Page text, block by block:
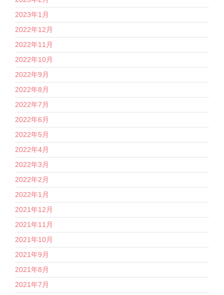
2023年1月
2022年12月
2022年11月
2022年10月
2022年9月
2022年8月
2022年7月
2022年6月
2022年5月
2022年4月
2022年3月
2022年2月
2022年1月
2021年12月
2021年11月
2021年10月
2021年9月
2021年8月
2021年7月